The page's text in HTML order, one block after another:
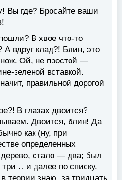
Вы где? Бросайте ваши
В хвое что-то
А вдруг клад?! Блин, это
нож. Ой, не простой —
зеленой вставкой.
правильной дорогой
В глазах двоится?
Двоится, блин! Да
как (ну, при
определенных
стало — два; был
и далее по списку.
теории знаю, за тридцать